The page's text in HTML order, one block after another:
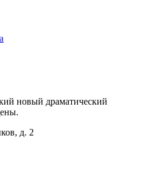
новый драматический
д. 2